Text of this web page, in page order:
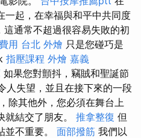
一起，在幸福與和平中共同度
這通常不超過很容易失敗的初
用 台北 外燴 只是您碰巧是
指壓課程 外燴 嘉義
如果您對顫抖，竊賊和聖誕節
人失望，並且在接下來的一段
除其他外，您必須在舞台上
就結交了朋友。 推拿整復 但
並不重要。 面部撥筋 我們以